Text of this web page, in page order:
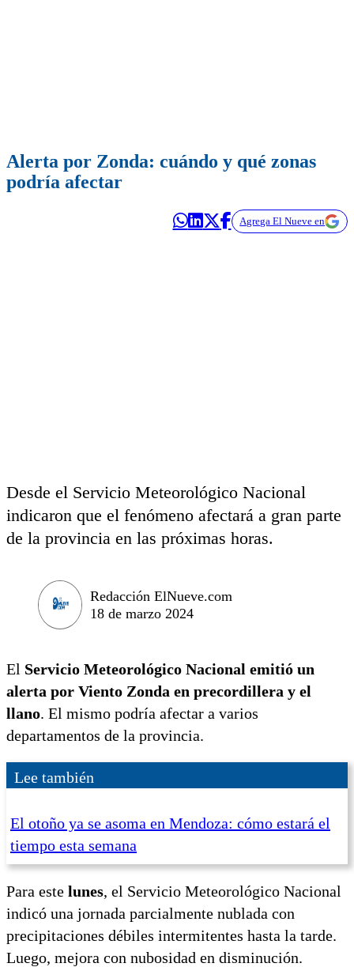
Alerta por Zonda: cuándo y qué zonas
podría afectar
Agrega El Nueve en
Desde el Servicio Meteorológico Nacional
indicaron que el fenómeno afectará a gran parte
de la provincia en las próximas horas.
Redacción ElNueve.com
18 de marzo 2024
El Servicio Meteorológico Nacional emitió un
alerta por Viento Zonda en precordillera y el
llano. El mismo podría afectar a varios
departamentos de la provincia.
Lee también
El otoño ya se asoma en Mendoza: cómo estará el
tiempo esta semana
Para este lunes, el Servicio Meteorológico Nacional
indicó una jornada parcialmente nublada con
precipitaciones débiles intermitentes hasta la tarde.
Luego, mejora con nubosidad en disminución.